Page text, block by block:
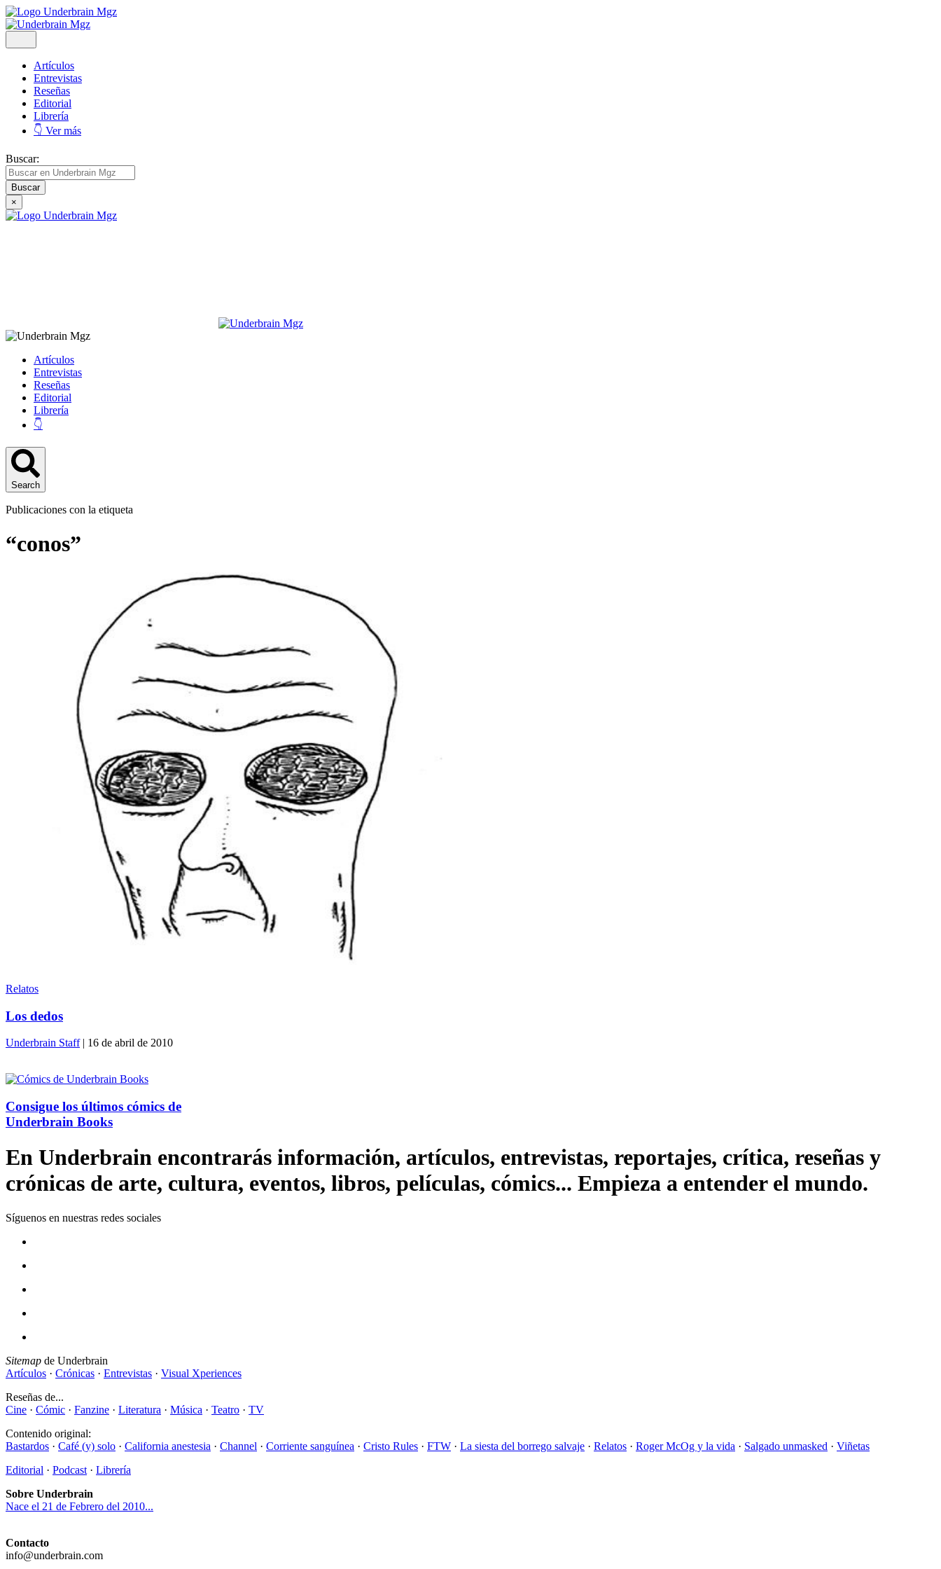
Artículos
Entrevistas
Reseñas
Editorial
Librería
👇 Ver más
Buscar:
×
Artículos
Entrevistas
Reseñas
Editorial
Librería
👇
Search
Publicaciones con la etiqueta
“conos”
Relatos
Los dedos
Underbrain Staff| 16 de abril de 2010
Consigue los últimos cómics de
Underbrain Books
En Underbrain encontrarás información, artículos, entrevistas, reportajes, crítica, reseñas y
crónicas de arte, cultura, eventos, libros, películas, cómics... Empieza a entender el mundo.
Síguenos en nuestras redes sociales
Sitemap de Underbrain
Artículos · Crónicas · Entrevistas · Visual Xperiences
Reseñas de...
Cine · Cómic · Fanzine · Literatura · Música · Teatro · TV
Contenido original:
Bastardos · Café (y) solo · California anestesia · Channel · Corriente sanguínea · Cristo Rules · FTW · La siesta del borrego salvaje · Relatos · Roger McOg y la vida · Salgado unmasked · Viñetas
Editorial · Podcast · Librería
Sobre Underbrain
Nace el 21 de Febrero del 2010...
Contacto
info@underbrain.com